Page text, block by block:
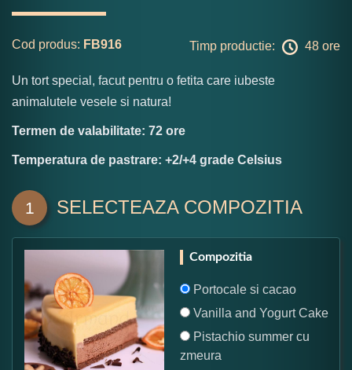
Cod produs: FB916 Timp productie: 48 ore
Un tort special, facut pentru o fetita care iubeste
animalutele vesele si natura!
Termen de valabilitate: 72 ore
Temperatura de pastrare: +2/+4 grade Celsius
1 SELECTEAZA COMPOZITIA
Compozitia
Portocale si cacao
Vanilla and Yogurt Cake
Pistachio summer cu
zmeura